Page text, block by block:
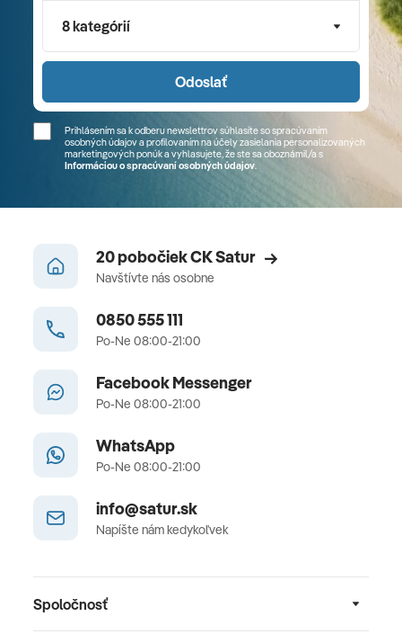
8 kategórií
Odoslať
Prihlásením sa k odberu newslettrov súhlasíte so spracúvaním
osobných údajov a profilovaním na účely zasielania personalizovaných
marketingových ponúk a vyhlasujete, že ste sa oboznámil/a s
Informáciou o spracúvaní osobných údajov.
20 pobočiek CK Satur
Navštívte nás osobne
0850 555 111
Po-Ne 08:00-21:00
Facebook Messenger
Po-Ne 08:00-21:00
WhatsApp
Po-Ne 08:00-21:00
info@satur.sk
Napíšte nám kedykoľvek
Spoločnosť